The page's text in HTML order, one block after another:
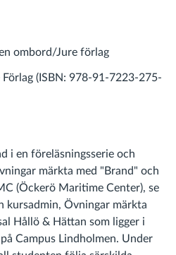
ombord/Jure förlag
(ISBN: 978-91-7223-275-
i en föreläsningsserie och
märkta med "Brand" och
(Öckerö Maritime Center), se
kursadmin, Övningar märkta
Hållö & Hättan som ligger i
Campus Lindholmen. Under